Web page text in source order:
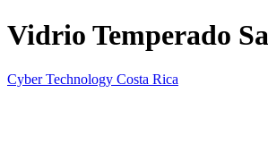
Vidrio Temperado
Cyber Technology Costa Rica